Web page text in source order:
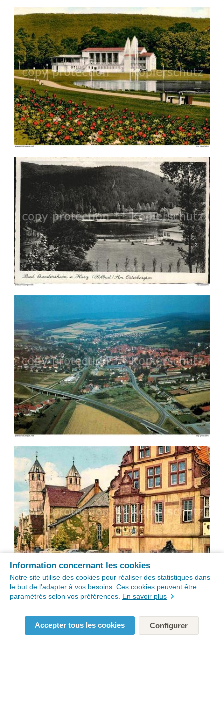
Information concernant les cookies
Notre site utilise des cookies pour réaliser des statistiques dans
le but de l’adapter à vos besoins. Ces cookies peuvent être
paramétrés selon vos préférences. En savoir plus
Accepter tous les cookies Configurer